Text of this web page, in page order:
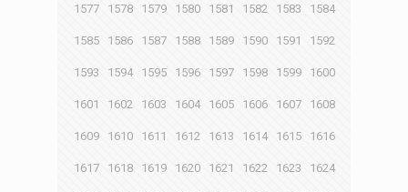
1577 1578 1579 1580 1581 1582 1583 1584
1585 1586 1587 1588 1589 1590 1591 1592
1593 1594 1595 1596 1597 1598 1599 1600
1601 1602 1603 1604 1605 1606 1607 1608
1609 1610 1611 1612 1613 1614 1615 1616
1617 1618 1619 1620 1621 1622 1623 1624